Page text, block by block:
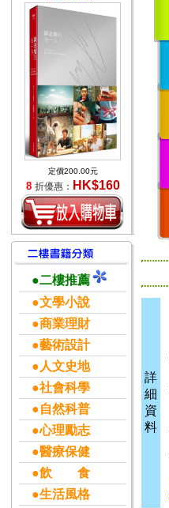
定價200.00元
8 折優惠： HK$160
●二樓推薦
●文學小說
●商業理財
●藝術設計
●人文史地
●社會科學
●自然科普
●心理勵志
●醫療保健
●飲 食
●生活風格
詳
細
資
料